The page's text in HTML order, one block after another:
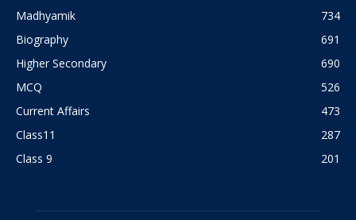
Madhyamik
734
Biography
691
Higher Secondary
690
MCQ
526
Current Affairs
473
Class11
287
Class 9
201